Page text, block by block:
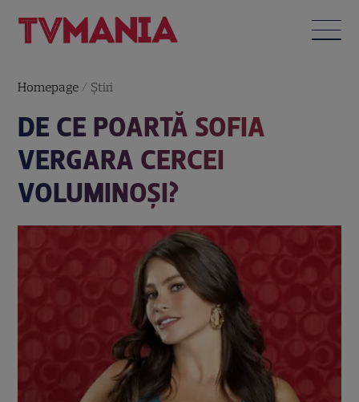
Homepage / Știri
DE CE POARTĂ SOFIA
VERGARA CERCEI
VOLUMINOŞI?